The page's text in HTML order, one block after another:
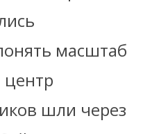
масштаб
центр
шли через